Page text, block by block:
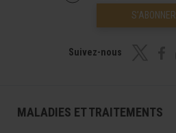
S’ABONNER
Suivez-nous
MALADIES ET TRAITEMENTS